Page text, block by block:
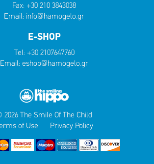
Fax: +30 210 3843038
Email: info@hamogelo.gr
E-SHOP
Tel: +30 2107647760
Email: eshop@hamogelo.gr
2026 The Smile Of The Child
of Use
Privacy Policy